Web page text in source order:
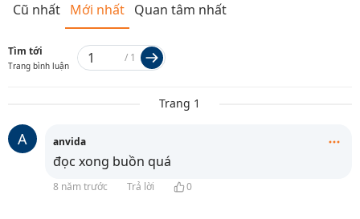
Cũ nhất Mới nhất Quan tâm nhất
Tìm tới
Trang bình luận
/ 1
Trang 1
A anvida
đọc xong buồn quá
8 năm trước Trả lời 0